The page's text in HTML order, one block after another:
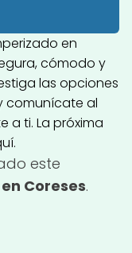
en
cómodo y
las opciones
comunícate al
a ti. La próxima
este
Coreses.